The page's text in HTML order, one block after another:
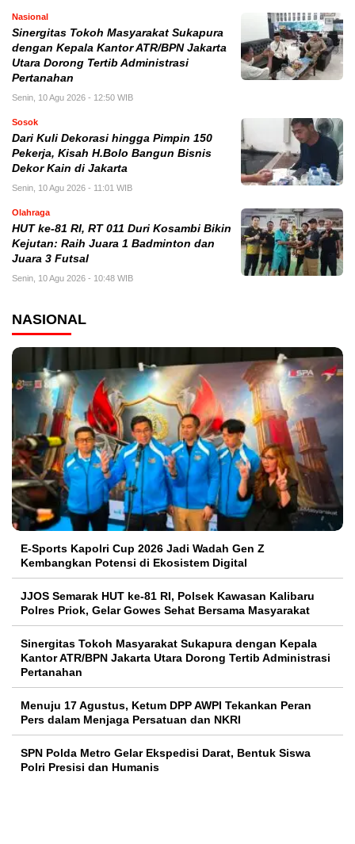
Nasional
Sinergitas Tokoh Masyarakat Sukapura
dengan Kepala Kantor ATR/BPN Jakarta
Utara Dorong Tertib Administrasi
Pertanahan
Senin, 10 Agu 2026 - 12:50 WIB
Sosok
Dari Kuli Dekorasi hingga Pimpin 150
Pekerja, Kisah H.Bolo Bangun Bisnis
Dekor Kain di Jakarta
Senin, 10 Agu 2026 - 11:01 WIB
Olahraga
HUT ke-81 RI, RT 011 Duri Kosambi Bikin
Kejutan: Raih Juara 1 Badminton dan
Juara 3 Futsal
Senin, 10 Agu 2026 - 10:48 WIB
NASIONAL
E-Sports Kapolri Cup 2026 Jadi Wadah Gen Z
Kembangkan Potensi di Ekosistem Digital
JJOS Semarak HUT ke-81 RI, Polsek Kawasan Kalibaru
Polres Priok, Gelar Gowes Sehat Bersama Masyarakat
Sinergitas Tokoh Masyarakat Sukapura dengan Kepala
Kantor ATR/BPN Jakarta Utara Dorong Tertib Administrasi
Pertanahan
Menuju 17 Agustus, Ketum DPP AWPI Tekankan Peran
Pers dalam Menjaga Persatuan dan NKRI
SPN Polda Metro Gelar Ekspedisi Darat, Bentuk Siswa
Polri Presisi dan Humanis